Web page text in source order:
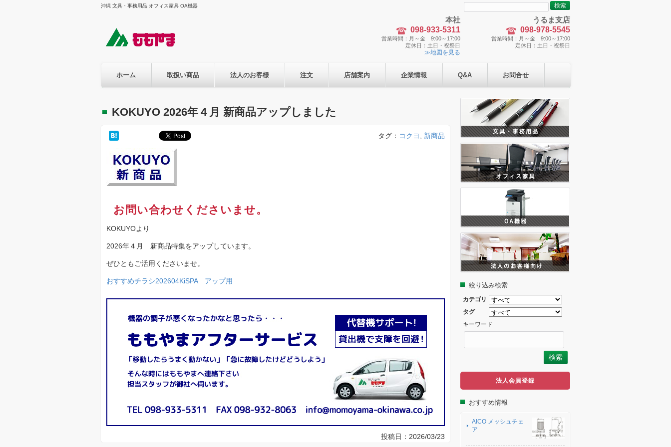
沖縄 文具・事務用品 オフィス家具 OA機器
検
索:
本社
098-933-5311
営業時間：月～金 9:00～17:00
定休日：土日・祝祭日
≫地図を見る
うるま支店
098-978-5545
営業時間：月～金 9:00～17:00
定休日：土日・祝祭日
ホーム 取扱い商品 法人のお客様 注文 店舗案内 企業情報 Q&A お問合せ
KOKUYO 2026年４月 新商品アップしました
タグ： コクヨ 新商品
お問い合わせくださいませ。
KOKUYOより
2026年４月 新商品特集をアップしています。
ぜひともご活用くださいませ。
おすすめチラシ202604KiSPA アップ用
投稿日： 2026/03/23
絞り込み検索
カテゴリ
タグ
キーワード
法人会員登録
おすすめ情報
AICO メッシュチェ
ア